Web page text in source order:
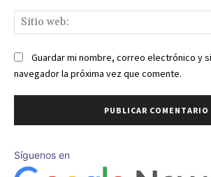
Guardar mi nombre, correo electrónico y
navegador la próxima vez que comente.
Síguenos en